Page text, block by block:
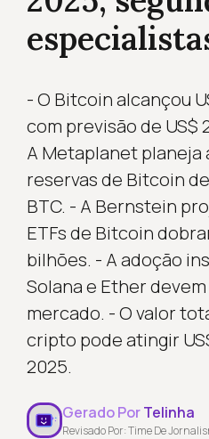
- O Bitcoin alcançou
com previsão de US$
A Metaplanet planeja
reservas de Bitcoin
BTC. - A Bernstein
ETFs de Bitcoin
bilhões. - A adoção
Solana e Ether
mercado. - O valor
cripto pode atingir
2025.
Gerado PorTelinha
Revisado Por: Time De